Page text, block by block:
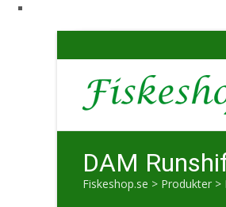
DAM
Fiskeshop.se > Produkter >